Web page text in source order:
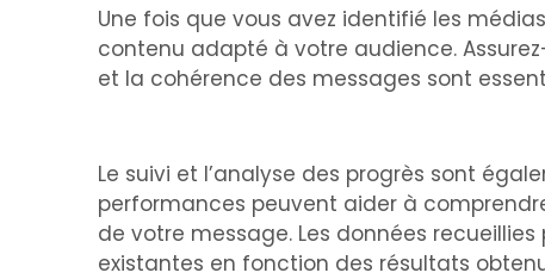
Une fois que vous avez identifié les
contenu adapté à votre audience.
et la cohérence des messages sont
Le suivi et l’analyse des progrès sont
performances peuvent aider à
de votre message. Les données
existantes en fonction des résultats